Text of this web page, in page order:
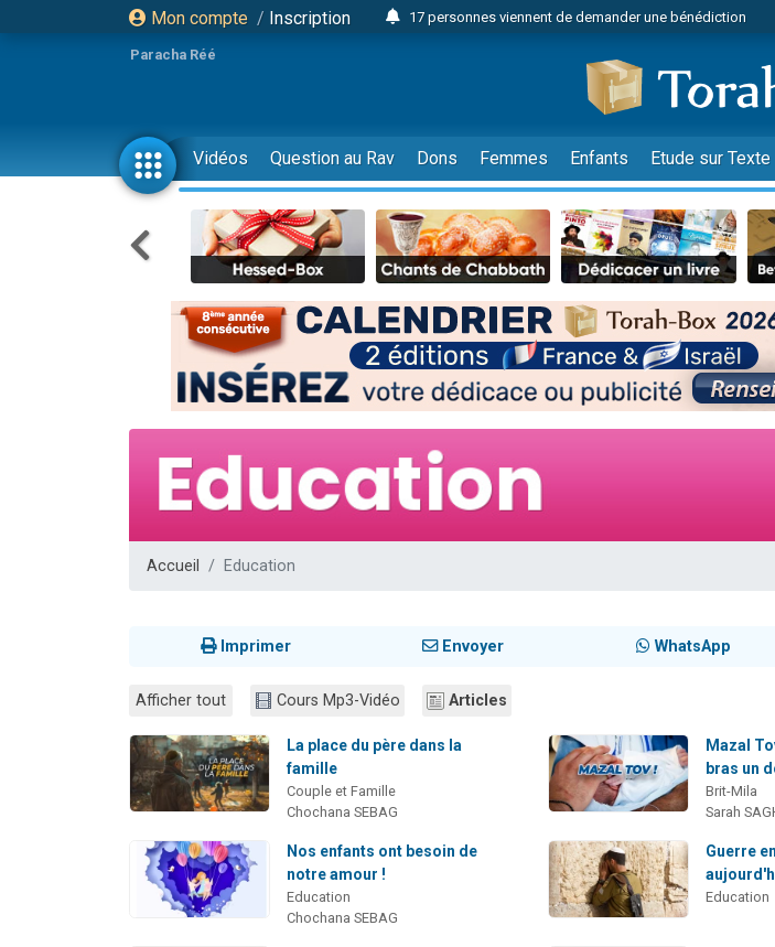
Mon compte / Inscription
17 personnes viennent de demander une bénédiction
23 personnes viennent de faire un don pour Diane,
Eva vient de donner son Maasser
4 personnes viennent de nous rejoindre sur WhatsApp
3 personnes viennent de nous rejoindre sur WhatsApp
Odaya vient de donner son Maasser
3 personnes viennent de faire un don pour 5 jours de
2 personnes viennent de nous rejoindre sur WhatsApp
13 personnes viennent de demander une bénédiction
Il reste 49 places pour étudier en groupe sur Zoom
30 personnes viennent de faire un don pour Sauvez
12 nouvelles musiques dans Torah-Box Music
3 personnes viennent de nous rejoindre sur WhatsApp
2 personnes viennent de nous rejoindre sur WhatsApp
3 personnes viennent de nous rejoindre sur WhatsApp
2 nouvelles musiques dans Torah-Box Music
Nouvelle émission radio : Visions de grandeur n°104 :
4 personnes viennent de nous rejoindre sur WhatsApp
Paracha Réé
Vidéos Question au Rav Dons Femmes Enfants Etude sur Texte
Accueil Education
Imprimer Envoyer WhatsApp
Afficher tout Cours Mp3-Vidéo Articles
La place du père dans la
famille
Couple et Famille
Chochana SEBAG
Mazal
bras un
Brit-Mila
Sarah
Nos enfants ont besoin de
notre amour !
Education
Chochana SEBAG
Guerre
Education